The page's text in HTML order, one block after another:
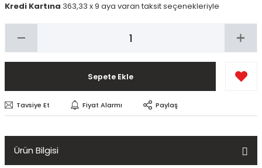
Kredi Kartına 363,33 x 9 aya varan taksit seçenekleriyle
Sepete Ekle
Tavsiye Et Fiyat Alarmı Paylaş
Ürün Bilgisi